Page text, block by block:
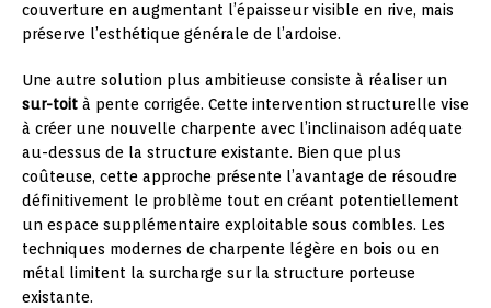
couverture en augmentant l’épaisseur visible en rive, mais
préserve l’esthétique générale de l’ardoise.
Une autre solution plus ambitieuse consiste à réaliser un
sur-toit à pente corrigée. Cette intervention structurelle vise
à créer une nouvelle charpente avec l’inclinaison adéquate
au-dessus de la structure existante. Bien que plus
coûteuse, cette approche présente l’avantage de résoudre
définitivement le problème tout en créant potentiellement
un espace supplémentaire exploitable sous combles. Les
techniques modernes de charpente légère en bois ou en
métal limitent la surcharge sur la structure porteuse
existante.